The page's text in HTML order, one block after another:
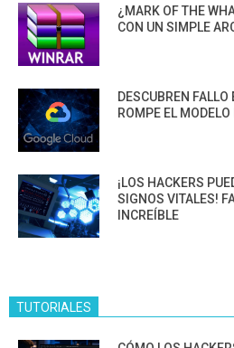
¿MARK OF THE
CON UN SIMPLE
DESCUBREN FALLO
ROMPE EL
¡LOS HACKERS
SIGNOS VITALES!
INCREÍBLE
TUTORIALES